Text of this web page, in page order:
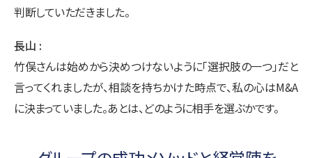
判断していただきました。
長山
竹俣さんは始めから決めつけないように「選択肢の一つ」だと
言ってくれましたが、相談を持ちかけた時点で、私の心はM&A
に決まっていました。あとは、どのように相手を選ぶかです。